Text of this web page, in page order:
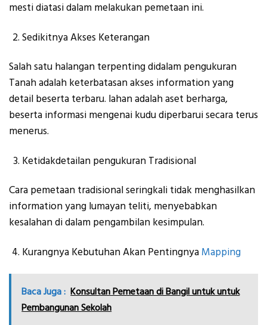
mesti diatasi dalam melakukan pemetaan ini.
Sedikitnya Akses Keterangan
Salah satu halangan terpenting didalam pengukuran
Tanah adalah keterbatasan akses information yang
detail beserta terbaru. lahan adalah aset berharga,
beserta informasi mengenai kudu diperbarui secara terus
menerus.
Ketidakdetailan pengukuran Tradisional
Cara pemetaan tradisional seringkali tidak menghasilkan
information yang lumayan teliti, menyebabkan
kesalahan di dalam pengambilan kesimpulan.
Kurangnya Kebutuhan Akan Pentingnya Mapping
Baca Juga : Konsultan Pemetaan di Bangil untuk untuk
Pembangunan Sekolah